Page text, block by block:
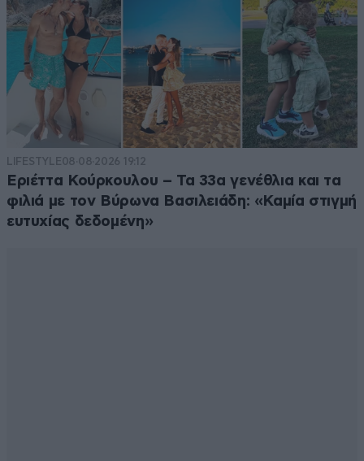
LIFESTYLE08·08·2026 19:12
Εριέττα Κούρκουλου – Τα 33α γενέθλια και τα
φιλιά με τον Βύρωνα Βασιλειάδη: «Καμία στιγμή
ευτυχίας δεδομένη»